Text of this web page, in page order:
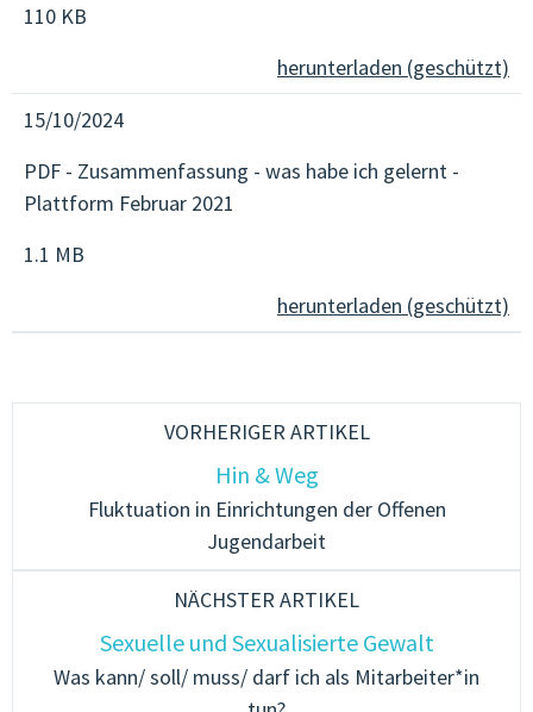
110 KB
herunterladen (geschützt)
15/10/2024
PDF - Zusammenfassung - was habe ich gelernt -
Plattform Februar 2021
1.1 MB
herunterladen (geschützt)
VORHERIGER ARTIKEL
Hin & Weg
Fluktuation in Einrichtungen der Offenen
Jugendarbeit
NÄCHSTER ARTIKEL
Sexuelle und Sexualisierte Gewalt
Was kann/ soll/ muss/ darf ich als Mitarbeiter*in